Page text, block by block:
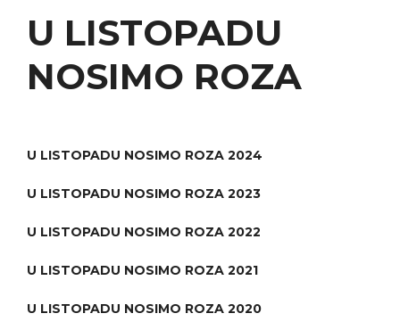
U LISTOPADU
NOSIMO ROZA
U LISTOPADU NOSIMO ROZA 2024
U LISTOPADU NOSIMO ROZA 2023
U LISTOPADU NOSIMO ROZA 2022
U LISTOPADU NOSIMO ROZA 2021
U LISTOPADU NOSIMO ROZA 2020